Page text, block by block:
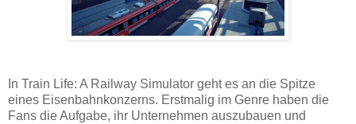
In Train Life: A Railway Simulator geht es an die Spitze
eines Eisenbahnkonzerns. Erstmalig im Genre haben die
Fans die Aufgabe, ihr Unternehmen auszubauen und